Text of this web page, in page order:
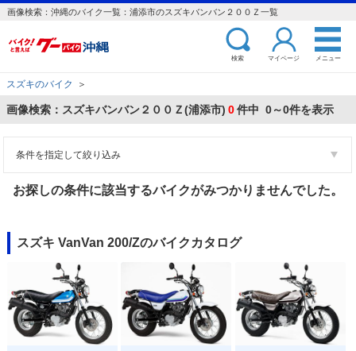
画像検索：沖縄のバイク一覧：浦添市のスズキバンバン２００Ｚ一覧
検索 マイページ メニュー
スズキのバイク ＞
画像検索：スズキバンバン２００Ｚ(浦添市) 0件中 0～0件を表示
条件を指定して絞り込み
お探しの条件に該当するバイクがみつかりませんでした。
スズキ VanVan 200/Zのバイクカタログ